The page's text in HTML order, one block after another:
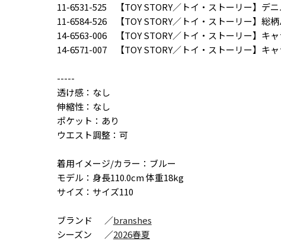
11-6531-525 【TOY STORY／トイ・ストーリー】デ
11-6584-526 【TOY STORY／トイ・ストーリー】総
14-6563-006 【TOY STORY／トイ・ストーリー】キ
14-6571-007 【TOY STORY／トイ・ストーリー】キ
-----
透け感：なし
伸縮性：なし
ポケット：あり
ウエスト調整：可
着用イメージ/カラー：ブルー
モデル：身長110.0cm 体重18kg
サイズ：サイズ110
ブランド ／branshes
シーズン
／2026春夏